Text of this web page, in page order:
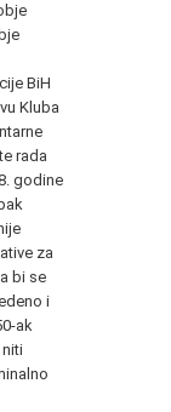
BiH
Kluba
rada
godine
za
bi se
i
ak
niti